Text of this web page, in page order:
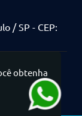
/ SP - CEP:
obtenha